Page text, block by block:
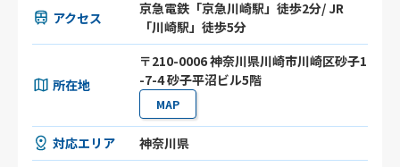
アクセス
京急電鉄「京急川崎駅」徒歩2分/ JR
「川崎駅」徒歩5分
所在地
〒210-0006 神奈川県川崎市川崎区砂子1
-7-4 砂子平沼ビル5階
MAP
対応エリア 神奈川県